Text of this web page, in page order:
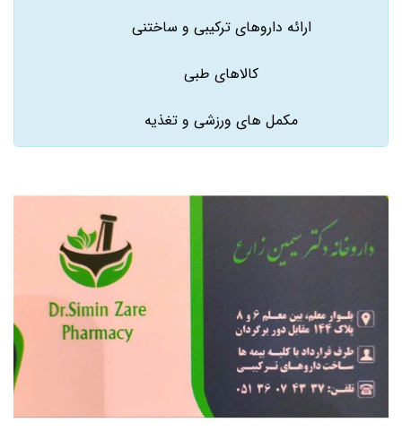
ارائه داروهای ترکیبی و ساختنی
کالاهای طبی
مکمل های ورزشی و تغذیه